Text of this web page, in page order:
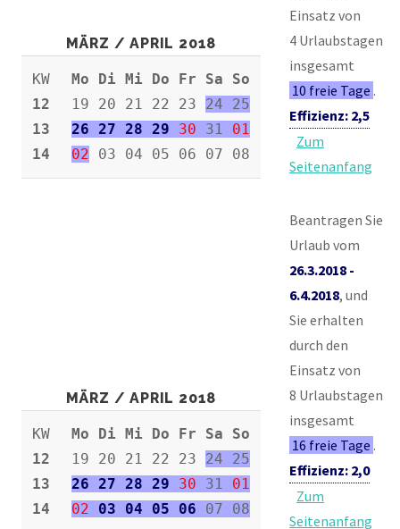
MÄRZ / APRIL 2018
KW
12
13
14
Mo Di Mi Do Fr Sa So
19 20 21 22 23 24 25
26 27 28 29
30 31 01
02 03 04 05 06 07 08
Einsatz von
4 Urlaubstagen
insgesamt
10 freie Tage .
Effizienz: 2,5
Zum
Seitenanfang
MÄRZ / APRIL 2018
KW
12
13
14
Mo Di Mi Do Fr Sa So
19 20 21 22 23 24 25
26 27 28 29
30 31 01
02
03 04 05 06 07 08
Beantragen Sie
Urlaub vom
26.3.2018 -
6.4.2018, und
Sie erhalten
durch den
Einsatz von
8 Urlaubstagen
insgesamt
16 freie Tage .
Effizienz: 2,0
Zum
Seitenanfang